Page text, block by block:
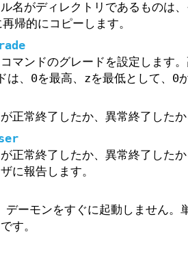
名がディレクトリであるものは
帰的にコピーします。
マンドのグレードを設定します
は、0を最高、zを最低として、0
正常終了したか、異常終了した
正常終了したか、異常終了した
に報告します。
モンをすぐに起動しません。
す。